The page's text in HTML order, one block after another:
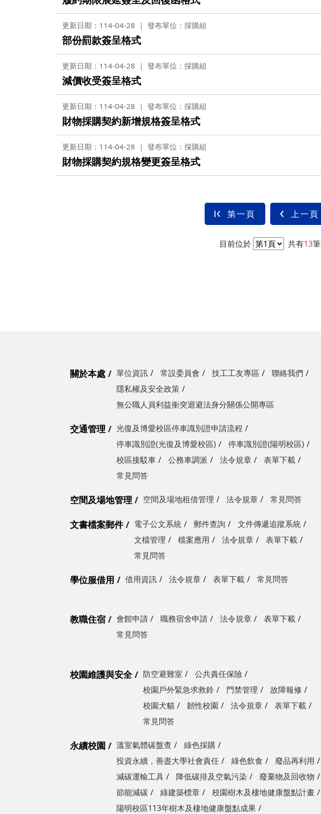
更新日期：114-04-28 發布單位：採購組
部份罰款簽呈格式
更新日期：114-04-28 發布單位：採購組
減價收受簽呈格式
更新日期：114-04-28 發布單位：採購組
財物採購契約新增規格簽呈格式
更新日期：114-04-28 發布單位：採購組
財物採購契約規格變更簽呈格式
第一頁 上一頁
目前位於 共有13筆
關於本處 單位資訊 常設委員會 技工工友專區
聯絡我們
隱私權及安全政策
無公職人員利益衝突迴避法身分關係公開專區
交通管理
光復及博愛校區停車識別證申請流程
停車識別證(光復及博愛校區)
停車識別證(陽明校區)
校區接駁車
公務車調派 法令規章
表單下載
常見問答
空間及場地管理 空間及場地租借管理 法令規章 常見問答
文書檔案郵件 電子公文系統 郵件查詢
文件傳遞追蹤系統
文檔管理
檔案應用 法令規章
表單下載
常見問答
學位服借用 借用資訊 法令規章 表單下載 常見問答
教職住宿 會館申請 職務宿舍申請 法令規章
表單下載
常見問答
校園維護與安全 防空避難室
公共責任保險
校園戶外緊急求救鈴
門禁管理
故障報修
校園犬貓
韌性校園 法令規章
表單下載
常見問答
永續校園 溫室氣體碳盤查
綠色採購
投資永續，善盡大學社會責任
綠色飲食
廢品再利用
減碳運輸工具
降低碳排及空氣污染
廢棄物及回收物
節能減碳
綠建築標章
校園樹木及棲地健康盤點計畫
陽明校區113年樹木及棲地健康盤點成果